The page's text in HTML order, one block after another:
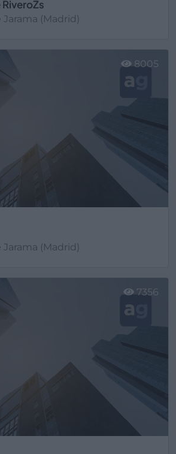
Jarama (Madrid)
Jarama (Madrid)
8005
7356